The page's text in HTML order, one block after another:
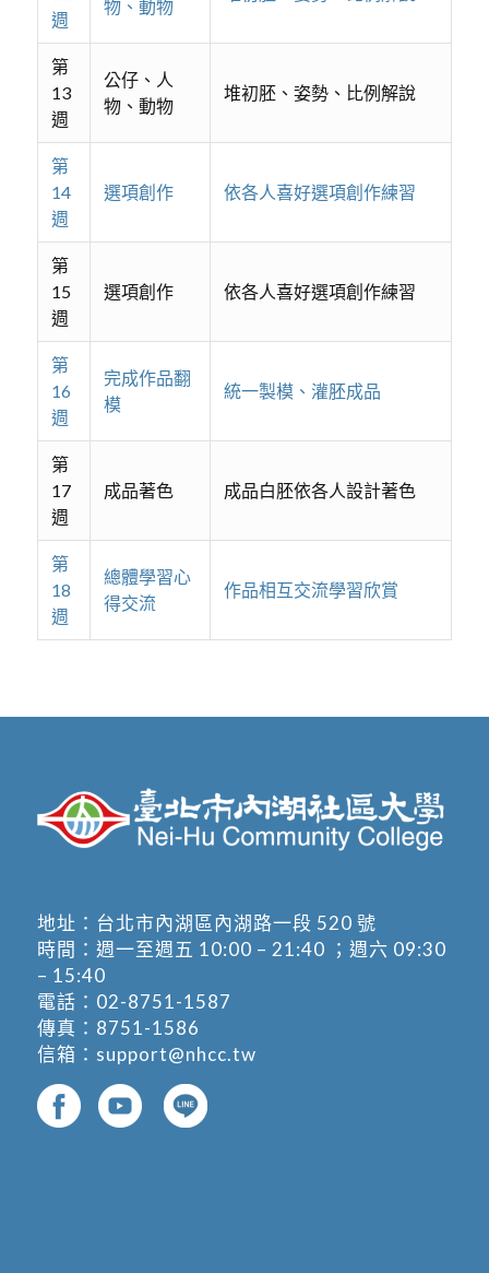
週
物、動物
第
13
週
公仔、人
物、動物
堆初胚、姿勢、比例解說
第
14
週
選項創作 依各人喜好選項創作練習
第
15
週
選項創作 依各人喜好選項創作練習
第
16
週
完成作品翻
模
統一製模、灌胚成品
第
17
週
成品著色 成品白胚依各人設計著色
第
18
週
總體學習心
得交流
作品相互交流學習欣賞
地址： 台北市內湖區內湖路一段 520 號
時間：週一至週五 10:00 – 21:40 ；週六 09:30
– 15:40
電話： 02-8751-1587
傳真：8751-1586
信箱： support@nhcc.tw